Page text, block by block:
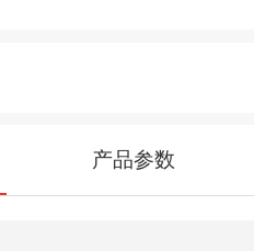
产品参数